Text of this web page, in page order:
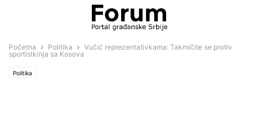
Početna Politika
Vučić reprezentativkama: Takmičite se protiv
sportistkinja sa Kosova
Politika